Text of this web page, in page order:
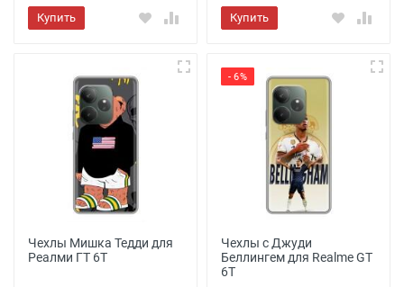
Купить Купить
Чехлы Мишка Тедди для
Реалми ГТ 6Т
- 6%
Чехлы с Джуди
Беллингем для Realme GT
6T